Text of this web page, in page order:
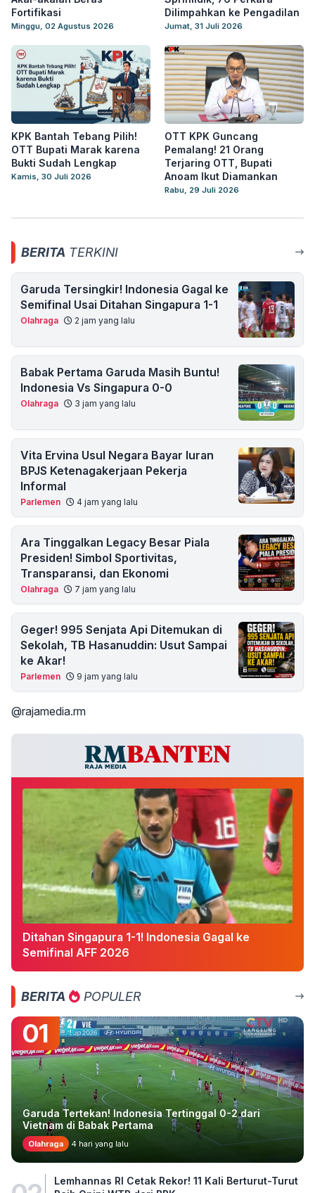
Fortifikasi
Minggu, 02 Agustus 2026
Dilimpahkan ke Pengadilan
Jumat, 31 Juli 2026
KPK Bantah Tebang Pilih!
OTT Bupati Marak karena
Bukti Sudah Lengkap
Kamis, 30 Juli 2026
OTT KPK Guncang
Pemalang! 21 Orang
Terjaring OTT, Bupati
Anoam Ikut Diamankan
Rabu, 29 Juli 2026
BERITA TERKINI
Garuda Tersingkir! Indonesia Gagal ke
Semifinal Usai Ditahan Singapura 1-1
Olahraga 2 jam yang lalu
Babak Pertama Garuda Masih Buntu!
Indonesia Vs Singapura 0-0
Olahraga 3 jam yang lalu
Vita Ervina Usul Negara Bayar Iuran
BPJS Ketenagakerjaan Pekerja
Informal
Parlemen 4 jam yang lalu
Ara Tinggalkan Legacy Besar Piala
Presiden! Simbol Sportivitas,
Transparansi, dan Ekonomi
Olahraga 7 jam yang lalu
Geger! 995 Senjata Api Ditemukan di
Sekolah, TB Hasanuddin: Usut Sampai
ke Akar!
Parlemen 9 jam yang lalu
@rajamedia.rm
Ditahan Singapura 1-1! Indonesia Gagal ke
Semifinal AFF 2026
BERITA POPULER
01
Garuda Tertekan! Indonesia Tertinggal 0-2 dari
Vietnam di Babak Pertama
Olahraga 4 hari yang lalu
Lemhannas RI Cetak Rekor! 11 Kali Berturut-Turut